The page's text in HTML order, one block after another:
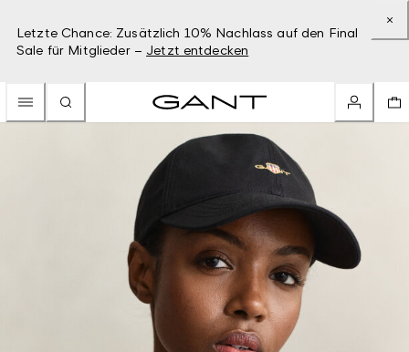
Letzte Chance: Zusätzlich 10% Nachlass auf den Final
Sale für Mitglieder – Jetzt entdecken